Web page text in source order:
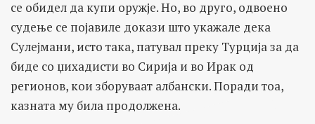
се обидел да купи оружје. Но, во друго, одвоено
судење се појавиле докази што укажале дека
Сулејмани, исто така, патувал преку Турција за да
биде со џихадисти во Сирија и во Ирак од
регионов, кои зборуваат албански. Поради тоа,
казната му била продолжена.